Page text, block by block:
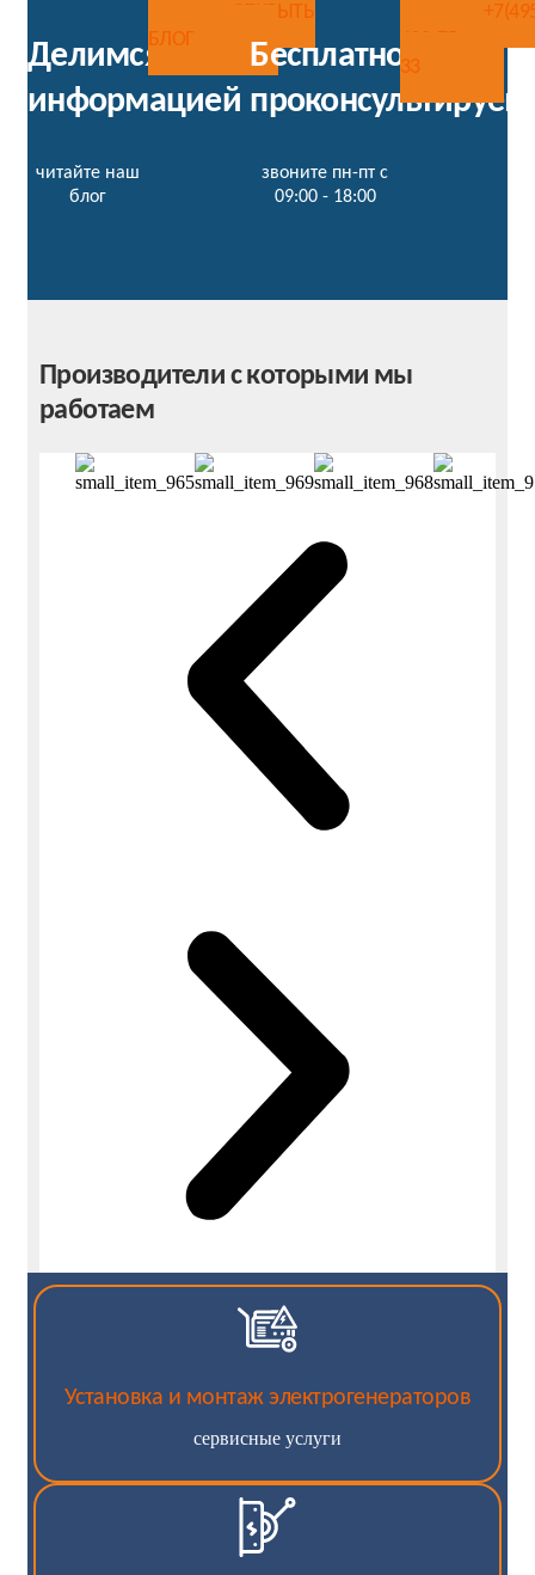
Делимся
информацией
читайте наш
блог
ОТКРЫТЬ
БЛОГ
Бесплатно
проконсультируем
звоните пн-пт с
09:00 - 18:00
33
Производители с которыми мы
работаем
Установка и монтаж электрогенераторов
сервисные услуги